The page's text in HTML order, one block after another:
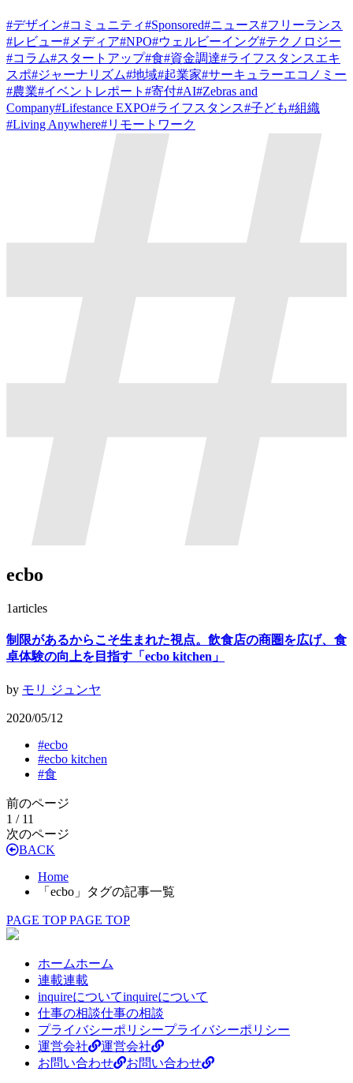
#デザイン#コミュニティ#Sponsored#ニュース#フリーランス
#レビュー# メディア#NPO#ウェルビーイング#テクノロジー
#コラム#スタートアップ#食#資金調達#ライフスタンスエキ
スポ#ジャーナリズム#地域#起業家#サーキュラーエコノミー
#農業#イベントレポート #寄付#AI#Zebras and
Company#Lifestance EXPO#ライフスタンス#子ども#組織
#Living Anywhere#リモートワーク
ecbo
1articles
制限があるからこそ生まれた視点。飲食店の商圏を広げ、食
卓体験の向上を目指す「ecbo kitchen」
by モリ ジュンヤ
2020/05/12
#ecbo
#ecbo kitchen
#食
前のページ
1 / 11
次のページ
BACK
Home
「ecbo」タグの記事一覧
PAGE TOP PAGE TOP
ホームホーム
連載連載
inquireについてinquireについて
仕事の相談仕事の相談
プライバシーポリシープライバシーポリシー
運営会社
運営会社
お問い合わせ
お問い合わせ